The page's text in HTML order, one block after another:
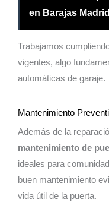
en Barajas Madrid
Trabajamos
vigentes, algo
automáticas de garaje.
Mantenimiento
Además de la
mantenimiento de
ideales para
buen mantenimiento
vida útil de la puerta.